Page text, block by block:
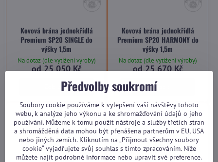
Kovová brána jednokřídlá
Premium SP20 SINGLE do
výšky 1,5m
Na dotaz (dle vytížení výroby)
od 25 050 Kč
Zobrazit
Kovová brána jednokřídlá
Premium SP20 HARMONY do
výšky 1,5m
Na dotaz (dle vytížení výroby)
od 25 670 Kč
Zobrazit
Předvolby soukromí
Soubory cookie používáme k vylepšení vaší návštěvy tohoto
webu, k analýze jeho výkonu a ke shromažďování údajů o jeho
používání. Můžeme k tomu použít nástroje a služby třetích stran
a shromážděná data mohou být přenášena partnerům v EU, USA
nebo jiných zemích. Kliknutím na „Přijmout všechny soubory
cookie“ vyjadřujete svůj souhlas s tímto zpracováním. Níže
můžete najít podrobné informace nebo upravit své preference.